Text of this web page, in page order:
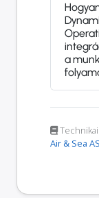
a
Air & Sea